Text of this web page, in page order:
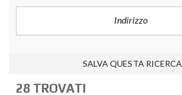
Indirizzo
SALVA QUESTA RICERCA
28 TROVATI